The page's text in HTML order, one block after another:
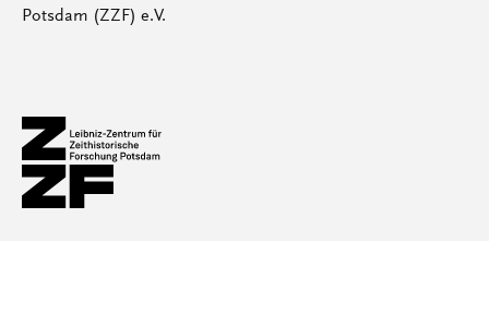
Potsdam (ZZF) e.V.